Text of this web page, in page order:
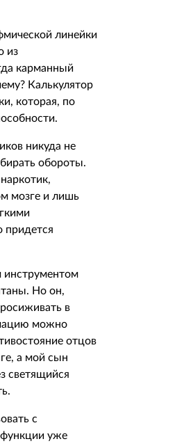
линейки
из
карманный
Калькулятор
которая, по
никуда не
обороты.
мозге и лишь
придется
инструментом
Но он,
в
можно
отцов
а мой сын
светящийся
с
уже